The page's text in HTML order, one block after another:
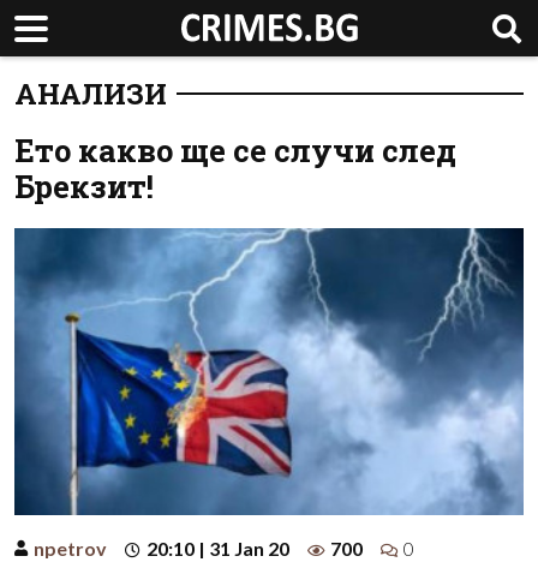
АНАЛИЗИ
Ето какво ще се случи след
Брекзит!
npetrov 20:10 | 31 Jan 20 700 0